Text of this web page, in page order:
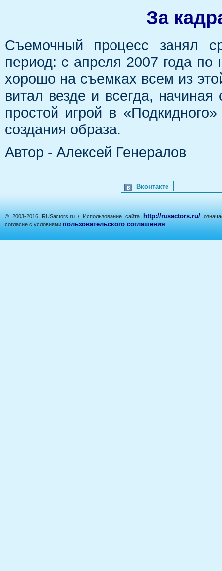
За
Съемочный процесс занял
период: с апреля 2007 года по
хорошо на съемках всем из
витал везде и всегда,
простой игрой в
создания образа.
Автор - Алексей Генералов
Вконтакте
© 2003-2016 RUSactors.ru / Использование сайта http://rusactors.ru/
согласие с условиями пользовательского соглашения